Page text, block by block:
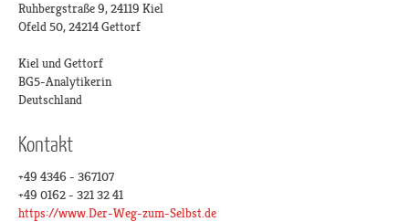
Ruhbergstraße 9, 24119 Kiel
Ofeld 50, 24214 Gettorf
Kiel und Gettorf
BG5-Analytikerin
Deutschland
Kontakt
+49 4346 - 367107
+49 0162 - 321 32 41
https://www.Der-Weg-zum-Selbst.de